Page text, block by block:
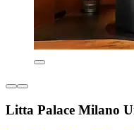
Litta Palace Milano